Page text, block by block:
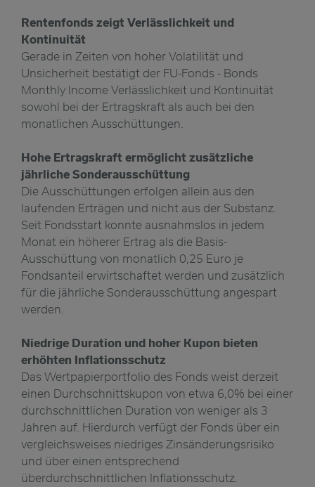
Rentenfonds zeigt Verlässlichkeit und
Kontinuität
Gerade in Zeiten von hoher Volatilität und
Unsicherheit bestätigt der FU-Fonds - Bonds
Monthly Income Verlässlichkeit und Kontinuität
sowohl bei der Ertragskraft als auch bei den
monatlichen Ausschüttungen.
Hohe Ertragskraft ermöglicht zusätzliche
jährliche Sonderausschüttung
Die Ausschüttungen erfolgen allein aus den
laufenden Erträgen und nicht aus der Substanz.
Seit Fondsstart konnte ausnahmslos in jedem
Monat ein höherer Ertrag als die Basis-
Ausschüttung von monatlich 0,25 Euro je
Fondsanteil erwirtschaftet werden und zusätzlich
für die jährliche Sonderausschüttung angespart
werden.
Niedrige Duration und hoher Kupon bieten
erhöhten Inflationsschutz
Das Wertpapierportfolio des Fonds weist derzeit
einen Durchschnittskupon von etwa 6,0% bei einer
durchschnittlichen Duration von weniger als 3
Jahren auf. Hierdurch verfügt der Fonds über ein
vergleichsweises niedriges Zinsänderungsrisiko
und über einen entsprechend
überdurchschnittlichen Inflationsschutz.